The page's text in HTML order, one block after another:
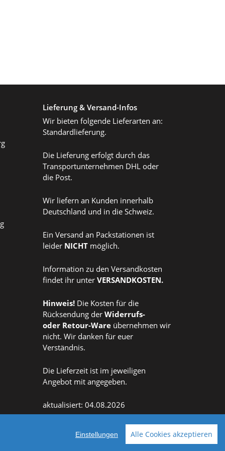
Lieferung & Versand-Infos
Wir bieten folgende Lieferarten an:
Standardlieferung.
Die Lieferung erfolgt durch das
Transportunternehmen DHL oder
die Post.
Wir liefern an Kunden innerhalb
Deutschland und in die Schweiz.
Ein Versand an Packstationen ist
leider NICHT möglich.
Information zu den Versandkosten
findet ihr unter VERSANDKOSTEN.
Hinweis! Die Kosten für die
Rücksendung der Widerrufs-
oder Retour-Ware übernehmen wir
nicht. Wir danken für euer
Verständnis.
Die Lieferzeit ist im jeweiligen
Angebot mit angegeben.
aktualisiert: 04.08.2026
Einstellungen Alle Cookies akzeptieren